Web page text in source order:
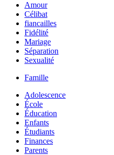
Amour
Célibat
fiancailles
Fidélité
Mariage
Séparation
Sexualité
Famille
Adolescence
École
Éducation
Enfants
Étudiants
Finances
Parents